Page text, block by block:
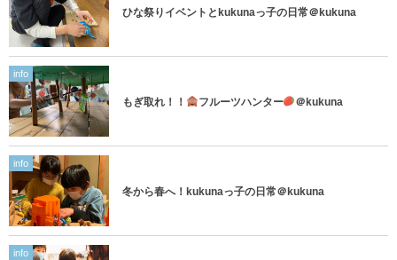
ひな祭りイベントとkukunaっ子の日常＠kukuna
info
もぎ取れ！！ フルーツハンター ＠kukuna
info
冬から春へ！kukunaっ子の日常＠kukuna
info